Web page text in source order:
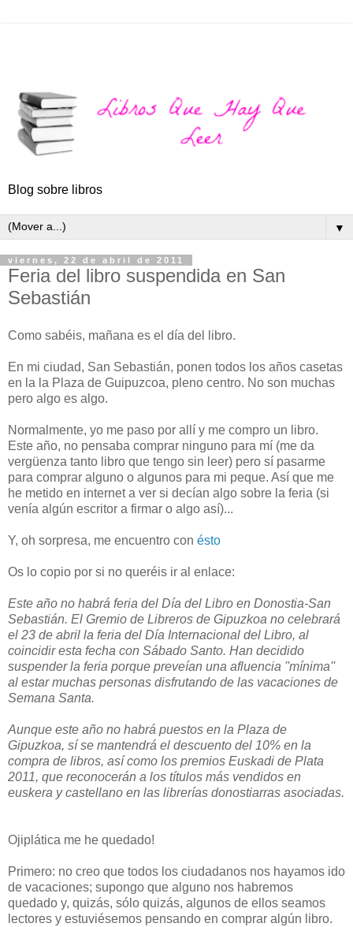
Blog sobre libros
▼
viernes, 22 de abril de 2011
Feria del libro suspendida en San
Sebastián
Como sabéis, mañana es el día del libro.
En mi ciudad, San Sebastián, ponen todos los años casetas
en la la Plaza de Guipuzcoa, pleno centro. No son muchas
pero algo es algo.
Normalmente, yo me paso por allí y me compro un libro.
Este año, no pensaba comprar ninguno para mí (me da
vergüenza tanto libro que tengo sin leer) pero sí pasarme
para comprar alguno o algunos para mi peque. Así que me
he metido en internet a ver si decían algo sobre la feria (si
venía algún escritor a firmar o algo así)...
Y, oh sorpresa, me encuentro con ésto
Os lo copio por si no queréis ir al enlace:
Este año no habrá feria del Día del Libro en Donostia-San
Sebastián. El Gremio de Libreros de Gipuzkoa no celebrará
el 23 de abril la feria del Día Internacional del Libro, al
coincidir esta fecha con Sábado Santo. Han decidido
suspender la feria porque preveían una afluencia ''mínima''
al estar muchas personas disfrutando de las vacaciones de
Semana Santa.
Aunque este año no habrá puestos en la Plaza de
Gipuzkoa, sí se mantendrá el descuento del 10% en la
compra de libros, así como los premios Euskadi de Plata
2011, que reconocerán a los títulos más vendidos en
euskera y castellano en las librerías donostiarras asociadas.
Ojiplática me he quedado!
Primero: no creo que todos los ciudadanos nos hayamos ido
de vacaciones; supongo que alguno nos habremos
quedado y, quizás, sólo quizás, algunos de ellos seamos
lectores y estuviésemos pensando en comprar algún libro.